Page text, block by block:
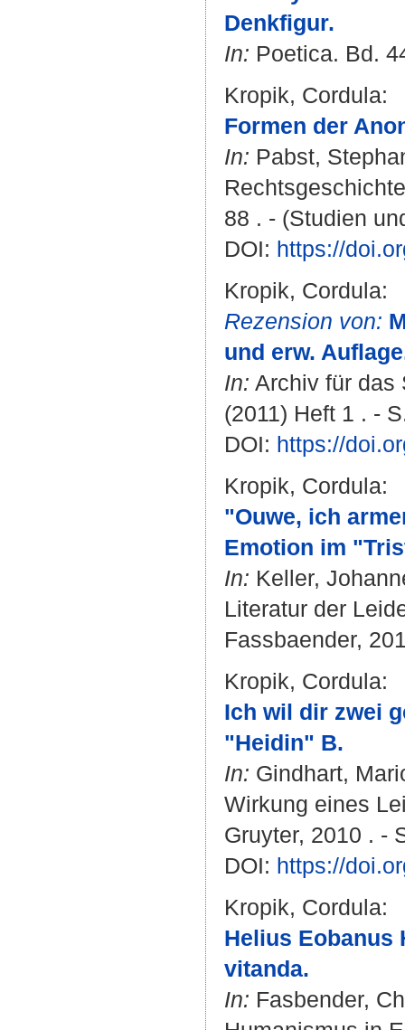
Denkfigur.
In: Poetica. Bd.
Kropik, Cordula:
Formen der
In: Pabst,
88 . - (Studien
DOI: https://
Kropik, Cordula:
Rezension von:
und erw.
In: Archiv für das
(2011) Heft 1 . -
DOI: https://
Kropik, Cordula:
"Ouwe, ich
Emotion im
In: Keller,
Literatur der
Fassbaender,
Kropik, Cordula:
Ich wil dir zwei
"Heidin" B.
In: Gindhart,
Wirkung eines
Gruyter, 2010 . -
DOI: https://
Kropik, Cordula:
Helius Eobanus
vitanda.
In: Fasbender,